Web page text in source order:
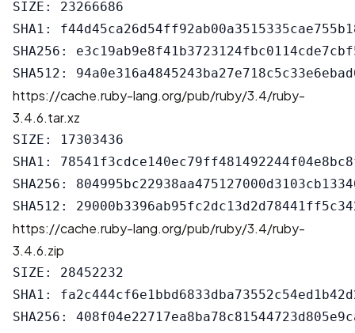
SIZE: 23266686
SHA1:
SHA256:
https://cache.ruby-lang.org/pub/ruby/3.4/ruby-
3.4.6.tar.xz
SIZE: 17303436
SHA1:
SHA256:
https://cache.ruby-lang.org/pub/ruby/3.4/ruby-
3.4.6.zip
SIZE: 28452232
SHA1:
SHA256: